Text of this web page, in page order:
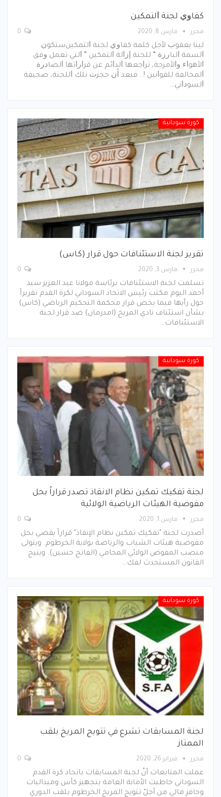
ﻛﻔﺎﻭﻱ ﻟﺠﻨﺔ ﺍﻟﺘﻤﻜﻴﻦ
محرر مارس 8, 2020
ﻟﻴﻨﺎ ﻳﻌﻘﻮﺏ ﻷﺟﻞ ﻛﻠﻤﺔ ﻛﻔﺎﻭﻱ ﻟﺠﻨﺔ ﺍﻟﺘﻤﻜﻴﻦﺳﺘﻜﻮﻥ
ﺍﻟﺴﻤﺔ ﺍﻟﺒﺎﺭﺯﺓ “ ﻟﻠﺠﻨﺔ ﺇﺯﺍﻟﺔ ﺍﻟﺘﻤﻜﻴﻦ ” ﺍﻟﺘﻲ ﺗﻌﻤﻞ ﻭﻓﻖ
ﺍﻷﻫﻮﺍﺀ ﻭﺍﻷﻣﺰﺟﺔ، ﺗﺮﺍﺟﻌﻬﺎ ﺍﻟﺪﺍﺋﻢ ﻋﻦ ﻗﺮﺍﺭﺍﺗﻬﺎ ﺍﻟﺼﺎﺩﺭﺓ
ﺍﻟﻤﺨﺎﻟﻔﺔ ﻟﻠﻘﻮﺍﻧﻴﻦ !.. ﻓﺒﻌﺪ ﺃﻥ ﺣﺠﺰﺕ ﺗﻠﻚ ﺍﻟﻠﺠﻨﺔ، ﺻﺤﻴﻔﺔ
ﺍﻟﺴﻮﺩﺍﻧﻲ…
كورة سودانية
تقرير لجنة الاستئنافات حول قرار (كاس)
محرر مارس 3, 2020
تسلمت لجنة الاستئنافات برئاسة مولانا عبد العزيز سيد
أحمد اليوم مكتب رئيس الاتحاد السوداني لكرة القدم تقريراً
حول رأيها فيما يخص قرار محكمة التحكيم الرياضي (كاس)
بشأن استئناف نادي المريخ (امدرمان) ضد قرار لجنة
الاستئنافات…
كورة سودانية
لجنة تفكيك تمكين نظام الانقاذ تصدر قراراً بحل
مفوضية الهيئات الرياضية الولائية
محرر مارس 1, 2020
أصدرت لجنة "تفكيك تمكين نظام الإنقاذ" قراراً يقضي بحل
مفوضية هيئات الشباب والرياضة بولاية الخرطوم. ويتولى
منصب المفوض الولائي المحامي (الفاتح حسين). ويتيح
القانون المستحدث لفك…
كورة سودانية
لجنة المسابقات تشرع في تتويج المريخ بلقب
الممتاز
محرر فبراير 26, 2020
عملت المتابعات أنّ لجنة المسابقات باتحاد كرة القدم
السوداني خاطبت الأمانة العامة بتجهيز كأس وميداليات
وحافزٍ مالي من أجلّ تتويج المريخ الخرطوم بلقب الدوري